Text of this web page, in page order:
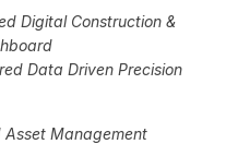
Digital Construction &
Data Driven Precision
Asset Management